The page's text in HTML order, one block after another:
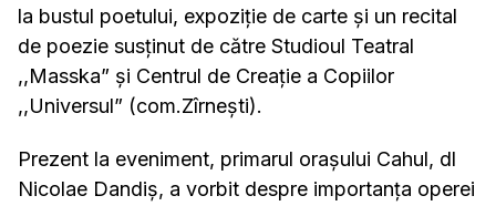
la bustul poetului, expoziție de carte și un recital
de poezie susținut de către Studioul Teatral
,,Masska” și Centrul de Creație a Copiilor
,,Universul” (com.Zîrnești).
Prezent la eveniment, primarul orașului Cahul, dl
Nicolae Dandiș, a vorbit despre importanța operei